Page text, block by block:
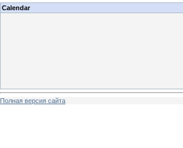
Calendar
Полная версия сайта